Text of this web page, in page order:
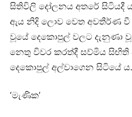
සිතිවිලි දෝලනය අතරේ
ඇය නිදි ලොව වෙත අවතීර්ණ වී
වූයේ දෙකොපුල් වලට දැනුණා
නෙතු විවර කරත්දී සව්මිය සිඟිති
දෙකොපුල් අල්වාගෙන සිටියේ ය.
‘මැණික’